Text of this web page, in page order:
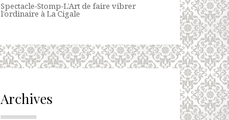
Spectacle-Stomp-L’Art de faire vibrer
l’ordinaire à La Cigale
Archives